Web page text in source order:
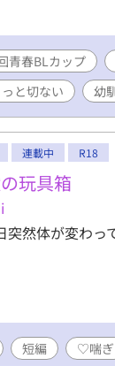
青春BLカップ
と切ない
幼
連載中 R18
玩具箱
突然体が変わ
短編 ♡喘ぎ